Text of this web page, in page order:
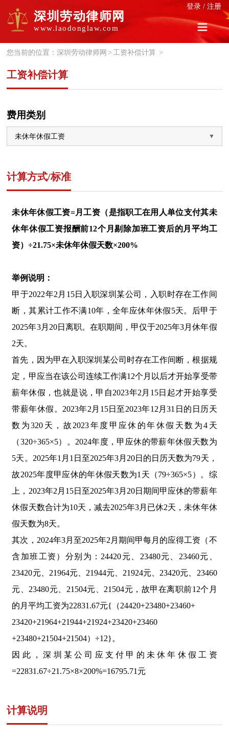
登录 / 注册
深圳劳动律师网
www.laodonglaw.com
您当前的位置：深圳劳动律师网 > 工资补偿计算 >
工资补偿计算
费用类别
计算方式/标准
未休年休假工资=月工资 （是指职工在用人单位支付其未
休年休假工资报酬前12个月剔除加班工资后的月平均工
资）÷21.75×未休年休假天数×200%
举例说明：
甲于2022年2月15日入职深圳某公司，入职时存在工作间
断，其累计工作不满10年，全年应休年休假5天。后甲于
2025年3月20日离职。在职期间，甲仅于2025年3月休年假
2天。
首先，因为甲在入职深圳某公司时存在工作间断，根据规
定，甲应当在该公司连续工作满12个月以后才开始享受带
薪年休假，也就是说，甲自2023年2月15日起才开始享受
带薪年休假。2023年2月15日至2023年12月31日的日历天
数为320天，故2023年度甲应休的年休假天数为4天
（320÷365×5）。2024年度，甲应休的带薪年休假天数为
5天。2025年1月1日至2025年3月20日的日历天数为79天，
故2025年度甲应休的年休假天数为1天（79÷365×5）。综
上，2023年2月15日至2025年3月20日期间甲应休的带薪年
休假天数合计为10天，减去2025年3月已休2天，未休年休
假天数为8天。
其次，2024年3月至2025年2月期间甲每月的应得工资（不
含加班工资）分别为：24420元、23480元、23460元、
23420元、21964元、21944元、21924元、23420元、23460
元、23480元、21504元、21504元，故甲在离职前12个月
的月平均工资为22831.67元{（24420+23480+23460+
23420+21964+21944+21924+23420+23460
+23480+21504+21504）÷12}。
因此，深圳某公司应支付甲的未休年休假工资
=22831.67÷21.75×8×200%=16795.71元
计算说明